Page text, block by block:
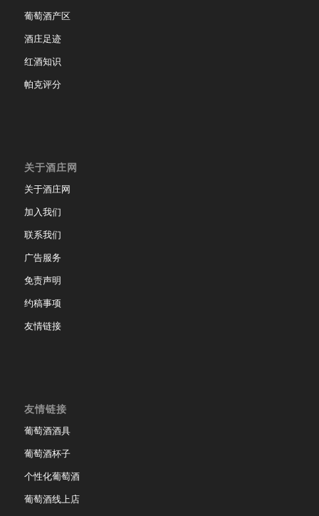
葡萄酒产区
酒庄足迹
红酒知识
帕克评分
关于酒庄网
关于酒庄网
加入我们
联系我们
广告服务
免责声明
约稿事项
友情链接
友情链接
葡萄酒酒具
葡萄酒杯子
个性化葡萄酒
葡萄酒线上店